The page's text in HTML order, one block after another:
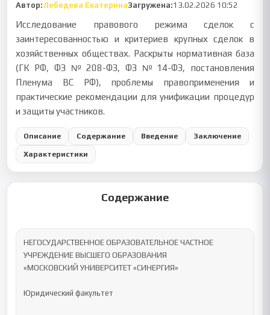
Автор:Лебедева ЕкатеринаЗагружена:13.02.2026 10:52
Исследование правового режима сделок с
заинтересованностью и критериев крупных сделок в
хозяйственных обществах. Раскрыты нормативная база
(ГК РФ, ФЗ №208-ФЗ, ФЗ №14-ФЗ, постановления
Пленума ВС РФ), проблемы правоприменения и
практические рекомендации для унификации процедур
и защиты участников.
Описание Содержание Введение Заключение
Характеристики
Содержание
НЕГОСУДАРСТВЕННОЕ ОБРАЗОВАТЕЛЬНОЕ ЧАСТНОЕ
УЧРЕЖДЕНИЕ ВЫСШЕГО ОБРАЗОВАНИЯ
«МОСКОВСКИЙ УНИВЕРСИТЕТ «СИНЕРГИЯ»
Юридический факультет